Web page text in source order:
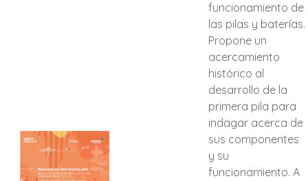
funcionamiento de
las pilas y baterías.
Propone un
acercamiento
histórico al
desarrollo de la
primera pila para
indagar acerca de
sus componentes
y su
funcionamiento. A